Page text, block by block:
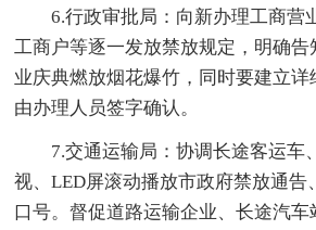
6.行政审批局：向新办理工商营
工商户等逐一发放禁放规定，明确
业庆典燃放烟花爆竹，同时要建立
由办理人员签字确认。
7.交通运输局：协调长途客运车
视、LED屏滚动播放市政府禁放通告
口号。督促道路运输企业、长途汽车